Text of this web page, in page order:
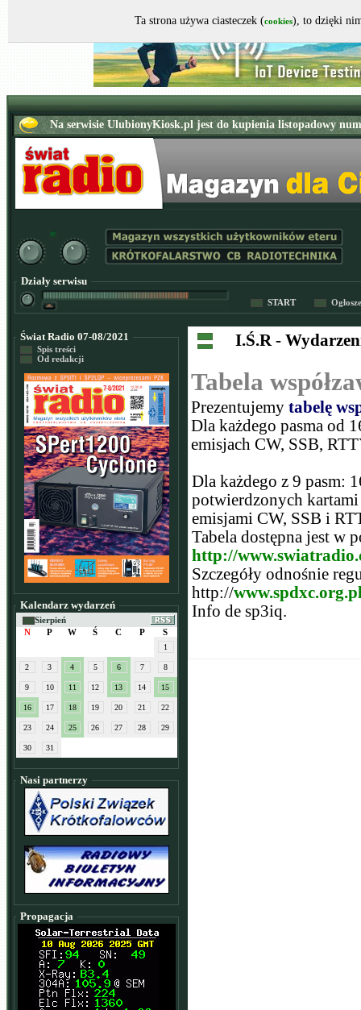
Działy serwisu
START
Świat Radio 07-08/2021
Spis treści
Od redakcji
Kalendarz wydarzeń
Sierpień
N
P W Ś C P S
1
2 3 4 5 6 7 8
9 10 11 12 13 14 15
16 17 18 19 20 21 22
23 24 25 26 27 28 29
30 31
Nasi partnerzy
Propagacja
I.Ś.R -
Tabela
Prezentujemy tabelę
Dla każdego pasma od
emisjach CW, SSB,
Dla każdego z 9 pasm:
potwierdzonych
emisjami CW, SSB i
Tabela dostępna jest w
http://
Szczegóły odnośnie
http://
Info de sp3iq.
Ta strona używa ciasteczek (cookies), to dzięki